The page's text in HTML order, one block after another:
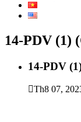
14-PDV (1)
14-PDV
Th8 07,